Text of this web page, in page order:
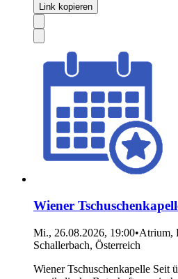
Link kopieren
Wiener
Mi., 26.08.2026, 19:00•Atrium,
Schallerbach, Österreich
Wiener Tschuschenkapelle Seit